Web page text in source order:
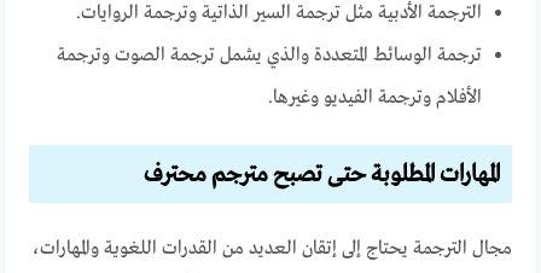
الترجمة الأدبية مثل ترجمة السير الذاتية وترجمة الروايات.
ترجمة الوسائط المتعددة والذي يشمل ترجمة الصوت وترجمة
الأفلام وترجمة الفيديو وغيرها.
المهارات المطلوبة حتى تصبح مترجم محترف
مجال الترجمة يحتاج إلى إتقان العديد من القدرات اللغوية والمهارات،